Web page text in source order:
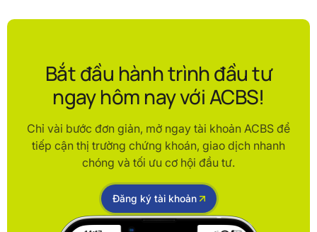
Bắt đầu hành trình đầu tư
ngay hôm nay với ACBS!
Chỉ vài bước đơn giản, mở ngay tài khoản ACBS để
tiếp cận thị trường chứng khoán, giao dịch nhanh
chóng và tối ưu cơ hội đầu tư.
Đăng ký tài khoản